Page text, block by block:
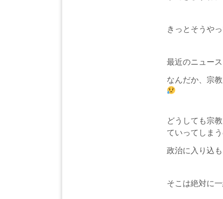
きっとそうや
最近のニュー
なんだか、宗
どうしても宗
ていってしま
政治に入り込
そこは絶対に